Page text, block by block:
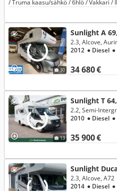
/ Truma kaasu/sähkö / 6hlö / Vakkari /
30
Sunlight A
34 680 €
2012 ● Diesel
13
Sunlight T
35 900 €
2010 ● Diesel
Sunlight
2.3, Alcove, A72
2014 ● Diesel